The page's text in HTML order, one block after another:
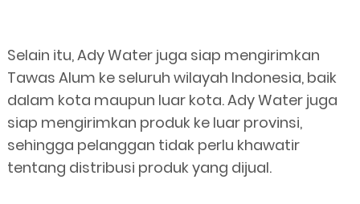
Selain itu, Ady Water juga siap mengirimkan
Tawas Alum ke seluruh wilayah Indonesia, baik
dalam kota maupun luar kota. Ady Water juga
siap mengirimkan produk ke luar provinsi,
sehingga pelanggan tidak perlu khawatir
tentang distribusi produk yang dijual.